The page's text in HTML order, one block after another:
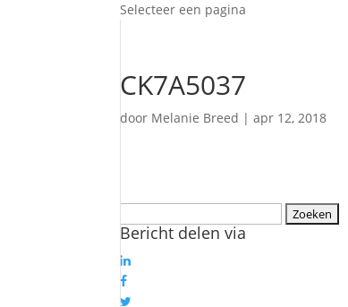
Selecteer een pagina
CK7A5037
door Melanie Breed |apr 12, 2018
naar:
Bericht delen via